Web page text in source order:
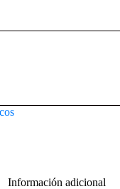
Información adicional